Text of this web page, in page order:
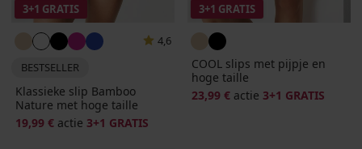
3+1 GRATIS
4,6
BESTSELLER
Klassieke slip Bamboo
Nature met hoge taille
19,99 € actie 3+1 GRATIS
3+1 GRATIS
COOL slips met pijpje en
hoge taille
23,99 € actie 3+1 GRATIS